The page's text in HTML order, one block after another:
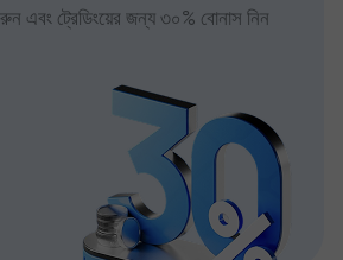
এবং ট্রেডিংয়ের জন্য ৩০% বোনাস নিন